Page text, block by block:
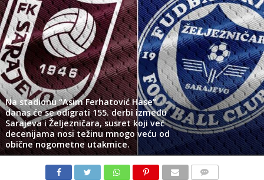
Na stadionu “Asim Ferhatović Hase”
danas će se odigrati 155. derbi između
Sarajeva i Željezničara, susret koji već
decenijama nosi težinu mnogo veću od
obične nogometne utakmice.